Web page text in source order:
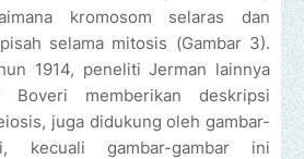
kromosom selaras dan
selama mitosis (Gambar 3).
1914, peneliti Jerman lainnya
Boveri memberikan deskripsi
juga didukung oleh gambar-
kecuali gambar-gambar ini